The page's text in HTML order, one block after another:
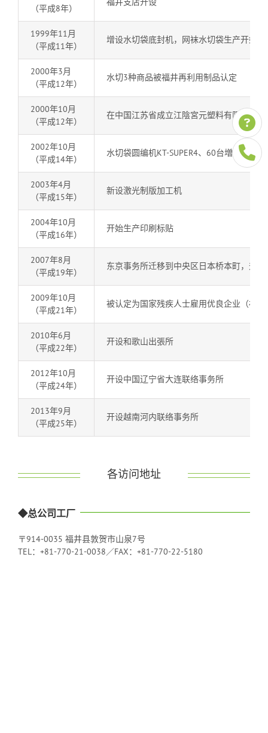
（平成8年）
1999年11月
（平成11年）
增设水切袋底封机，网袜水切袋生产开始
2000年3月
（平成12年）
水切3种商品被福井再利用制品认定
2000年10月
（平成12年）
在中国江苏省成立江陰宮元塑料有限公司
2002年10月
（平成14年）
水切袋圆编机KT-SUPER4、60台増设(中国
2003年4月
（平成15年）
新设激光制版加工机
2004年10月
（平成16年）
开始生产印刷标贴
2007年8月
（平成19年）
东京事务所迁移到中央区日本桥本町，升
2009年10月
（平成21年）
被认定为国家残疾人士雇用优良企业（福井
2010年6月
（平成22年）
开设和歌山出張所
2012年10月
（平成24年）
开设中国辽宁省大连联络事务所
2013年9月
（平成25年）
开设越南河内联络事务所
各访问地址
◆总公司工厂
〒914-0035 福井县敦贺市山泉7号
TEL：+81-770-21-0038／FAX：+81-770-22-5180